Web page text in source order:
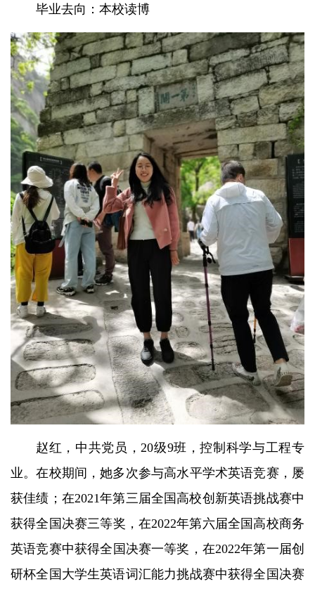
毕业去向：本校读博
赵红，中共党员，20级9班，控制科学与工程专
业。在校期间，她多次参与高水平学术英语竞赛，屡
获佳绩；在2021年第三届全国高校创新英语挑战赛中
获得全国决赛三等奖，在2022年第六届全国高校商务
英语竞赛中获得全国决赛一等奖，在2022年第一届创
研杯全国大学生英语词汇能力挑战赛中获得全国决赛